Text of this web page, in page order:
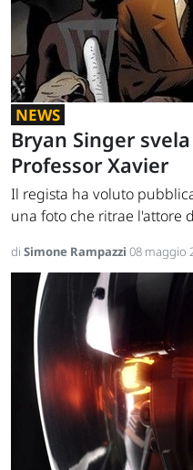
NEWS
Bryan Singer
Professor Xavier
Il regista ha voluto
una foto che ritrae l'attore
di Simone Rampazzi 08 maggio